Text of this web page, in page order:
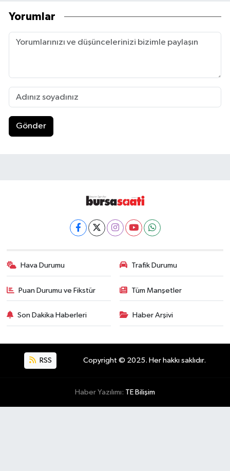
Yorumlar
Gönder
Hava Durumu Trafik Durumu
Puan Durumu ve Fikstür Tüm Manşetler
Son Dakika Haberleri Haber Arşivi
RSS Copyright © 2025. Her hakkı saklıdır.
Haber Yazılımı: TE Bilişim